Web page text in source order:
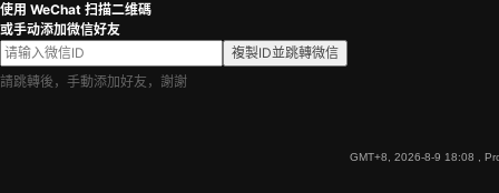
使用 WeChat 扫描二维碼
或手动添加微信好友
複製ID並跳轉微信
請跳轉後，手動添加好友，謝謝
GMT+8, 2026-8-9 18:08 ,